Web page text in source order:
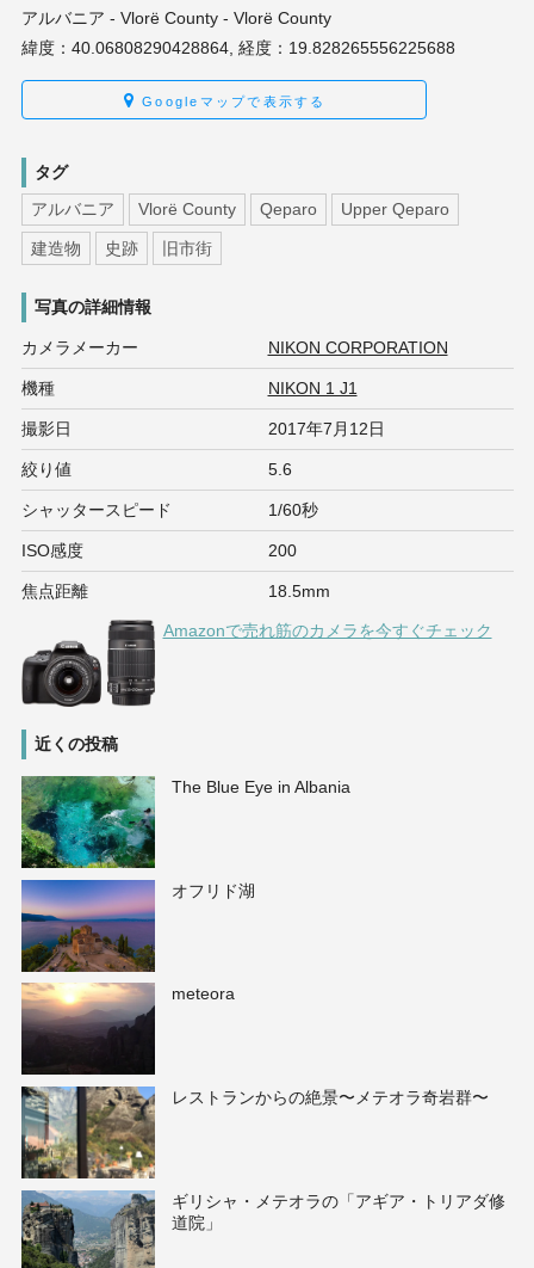
アルバニア - Vlorë County - Vlorë County
緯度：40.06808290428864, 経度：19.828265556225688
Googleマップで表示する
タグ
アルバニア
Vlorë County Qeparo Upper Qeparo
建造物 史跡 旧市街
写真の詳細情報
カメラメーカー NIKON CORPORATION
機種 NIKON 1 J1
撮影日 2017年7月12日
絞り値 5.6
シャッタースピード 1/60秒
ISO感度 200
焦点距離 18.5mm
Amazonで売れ筋のカメラを今すぐチェック
近くの投稿
The Blue Eye in Albania
オフリド湖
meteora
レストランからの絶景〜メテオラ奇岩群〜
ギリシャ・メテオラの「アギア・トリアダ修
道院」